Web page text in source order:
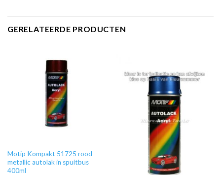
GERELATEERDE PRODUCTEN
Motip Kompakt 51725 rood
metallic autolak in spuitbus
400ml